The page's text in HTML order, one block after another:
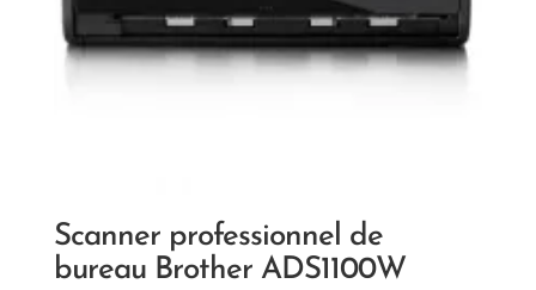
Scanner professionnel de
bureau Brother ADS1100W